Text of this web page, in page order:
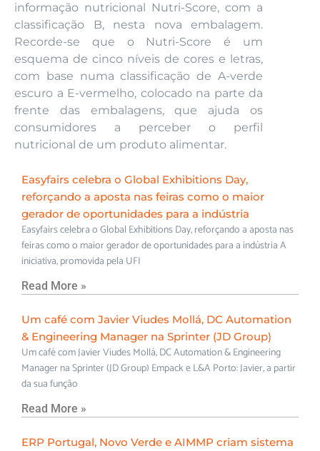
informação nutricional Nutri-Score, com a
classificação B, nesta nova embalagem.
Recorde-se que o Nutri-Score é um
esquema de cinco níveis de cores e letras,
com base numa classificação de A-verde
escuro a E-vermelho, colocado na parte da
frente das embalagens, que ajuda os
consumidores a perceber o perfil
nutricional de um produto alimentar.
Easyfairs celebra o Global Exhibitions Day,
reforçando a aposta nas feiras como o maior
gerador de oportunidades para a indústria
Easyfairs celebra o Global Exhibitions Day, reforçando a aposta nas
feiras como o maior gerador de oportunidades para a indústria A
iniciativa, promovida pela UFI
Read More »
Um café com Javier Viudes Mollá, DC Automation
& Engineering Manager na Sprinter (JD Group)
Um café com Javier Viudes Mollá, DC Automation & Engineering
Manager na Sprinter (JD Group) Empack e L&A Porto: Javier, a partir
da sua função
Read More »
ERP Portugal, Novo Verde e AIMMP criam sistema